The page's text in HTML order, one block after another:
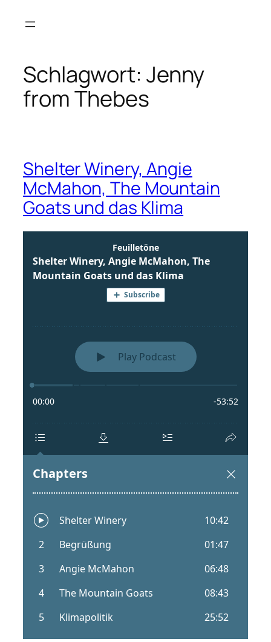
Inhalt
Schlagwort: Jenny
from Thebes
Shelter Winery, Angie
McMahon, The Mountain
Goats und das Klima